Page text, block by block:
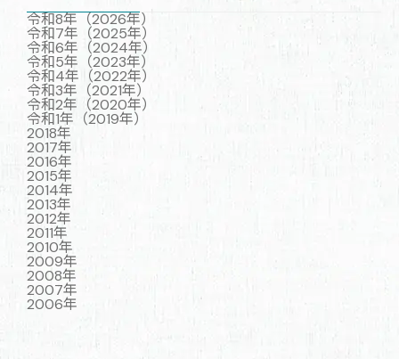
令和8年（2026年）
令和7年（2025年）
令和6年（2024年）
令和5年（2023年）
令和4年（2022年）
令和3年（2021年）
令和2年（2020年）
令和1年（2019年）
2018年
2017年
2016年
2015年
2014年
2013年
2012年
2011年
2010年
2009年
2008年
2007年
2006年